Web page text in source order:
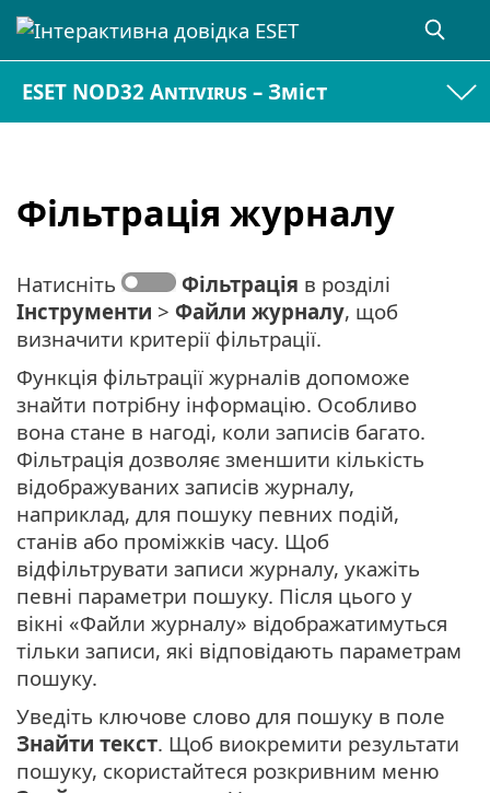
ESET NOD32 Antivirus – Зміст
Фільтрація журналу
Натисніть Фільтрація в розділі
Інструменти > Файли журналу, щоб
визначити критерії фільтрації.
Функція фільтрації журналів допоможе
знайти потрібну інформацію. Особливо
вона стане в нагоді, коли записів багато.
Фільтрація дозволяє зменшити кількість
відображуваних записів журналу,
наприклад, для пошуку певних подій,
станів або проміжків часу. Щоб
відфільтрувати записи журналу, укажіть
певні параметри пошуку. Після цього у
вікні «Файли журналу» відображатимуться
тільки записи, які відповідають параметрам
пошуку.
Уведіть ключове слово для пошуку в поле
Знайти текст. Щоб виокремити результати
пошуку, скористайтеся розкривним меню